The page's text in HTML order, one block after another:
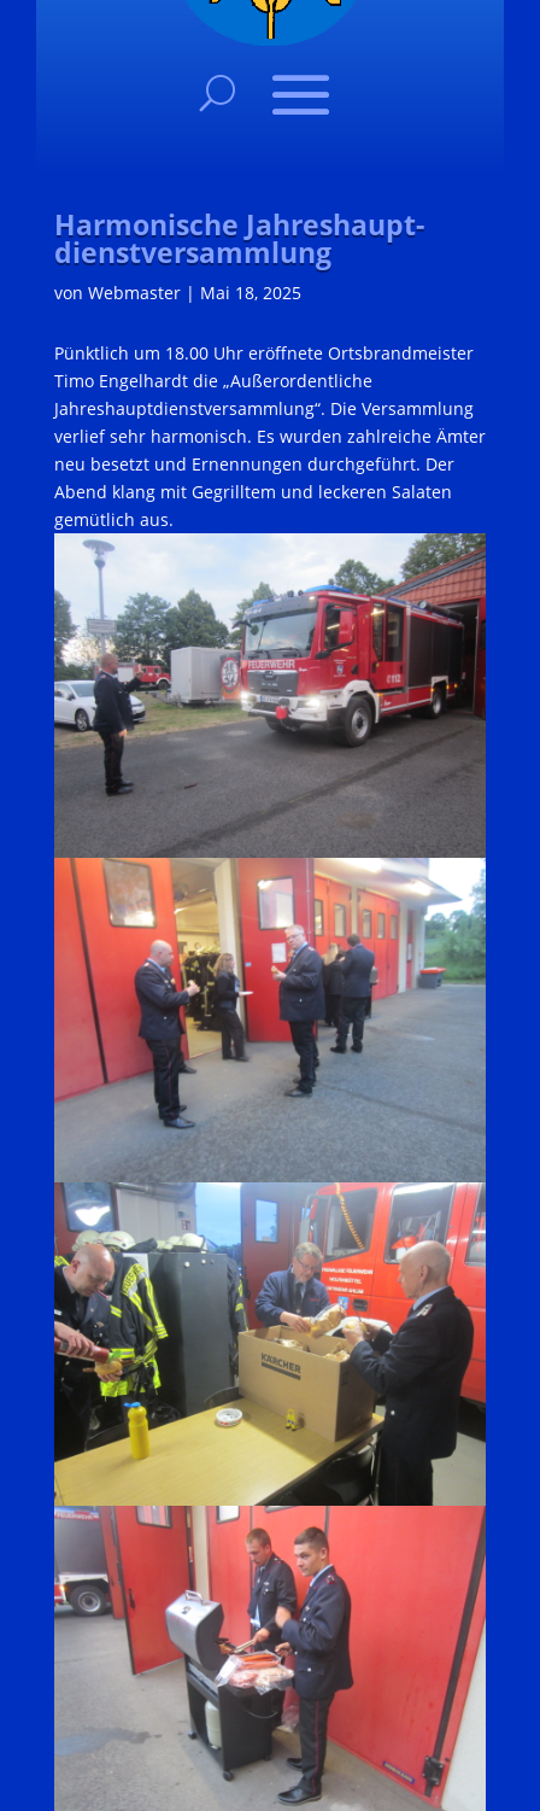
Harmonische Jahreshaupt-
dienstversammlung
von Webmaster| Mai 18, 2025
Pünktlich um 18.00 Uhr eröffnete Ortsbrandmeister
Timo Engelhardt die „Außerordentliche
Jahreshauptdienstversammlung“. Die Versammlung
verlief sehr harmonisch. Es wurden zahlreiche Ämter
neu besetzt und Ernennungen durchgeführt. Der
Abend klang mit Gegrilltem und leckeren Salaten
gemütlich aus.